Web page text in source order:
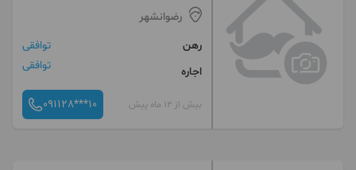
رضوانشهر
رهن
توافقی
اجاره
توافقی
بیش از 12 ماه پیش 091128***10